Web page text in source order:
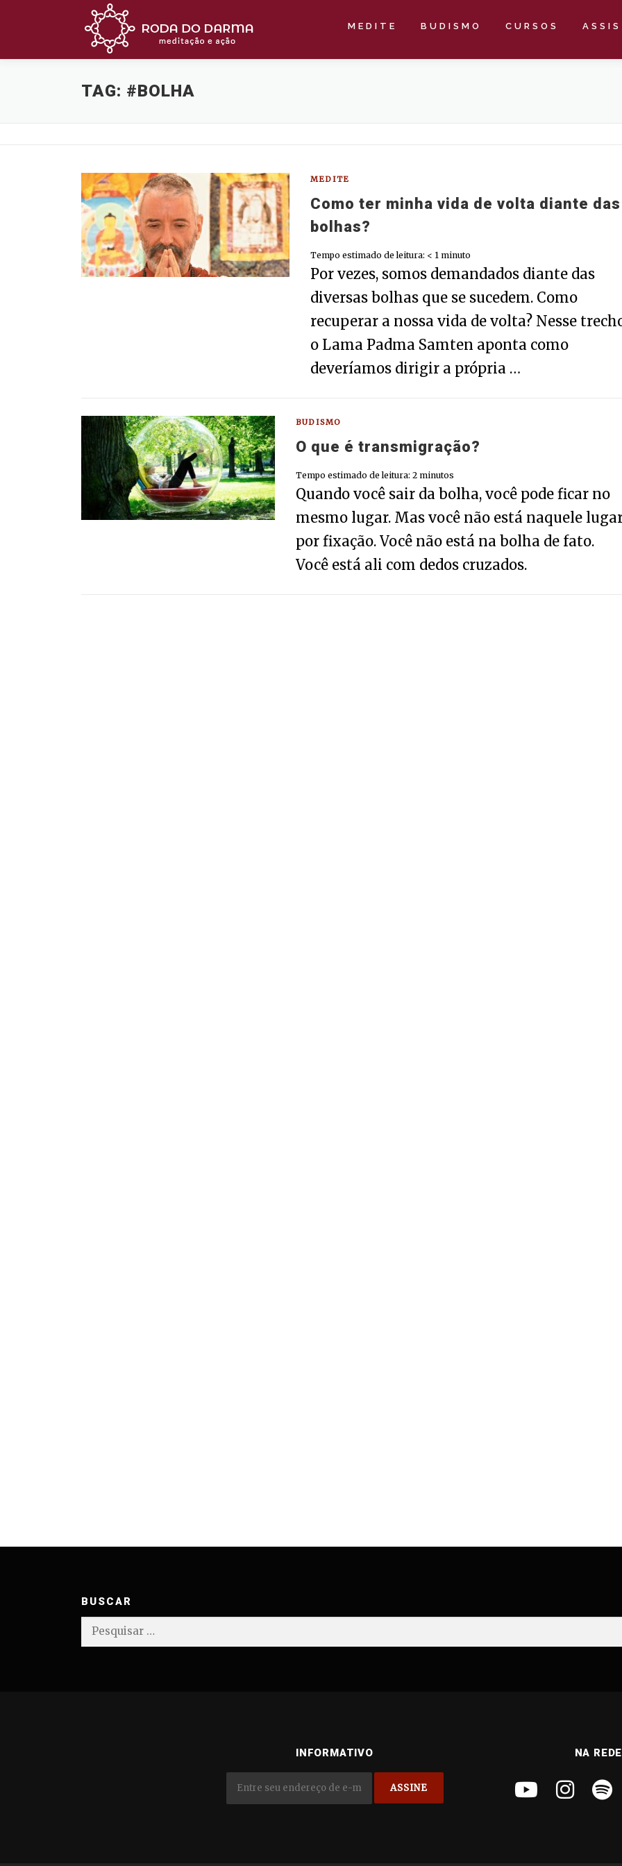
o
MEDITE BUDISMO CURSOS
TAG: #BOLHA
MEDITE
Como ter minha vida de volta diante das
bolhas?
Tempo estimado de leitura: < 1 minuto
Por vezes, somos demandados diante das
diversas bolhas que se sucedem. Como
recuperar a nossa vida de volta? Nesse
o Lama Padma Samten aponta como
deveríamos dirigir a própria …
BUDISMO
O que é transmigração?
Tempo estimado de leitura: 2 minutos
Quando você sair da bolha, você pode ficar no
mesmo lugar. Mas você não está naquele
por fixação. Você não está na bolha de fato.
Você está ali com dedos cruzados.
BUSCAR
Pesquisar
INFORMATIVO NA REDE